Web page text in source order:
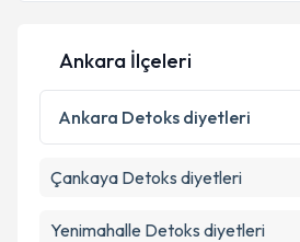
Ankara İlçeleri
Ankara Detoks diyetleri
Çankaya Detoks diyetleri
Yenimahalle Detoks diyetleri